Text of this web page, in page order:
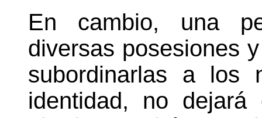
En cambio, una
diversas posesiones
subordinarlas a los
identidad, no